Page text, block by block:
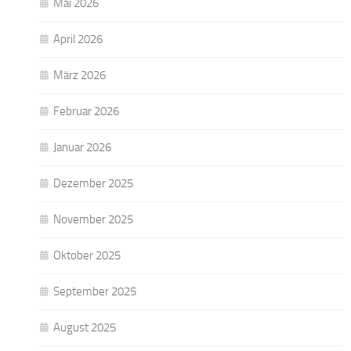
Mai 2026
April 2026
März 2026
Februar 2026
Januar 2026
Dezember 2025
November 2025
Oktober 2025
September 2025
August 2025